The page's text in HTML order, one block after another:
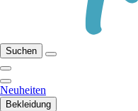
Suchen
Neuheiten
Bekleidung